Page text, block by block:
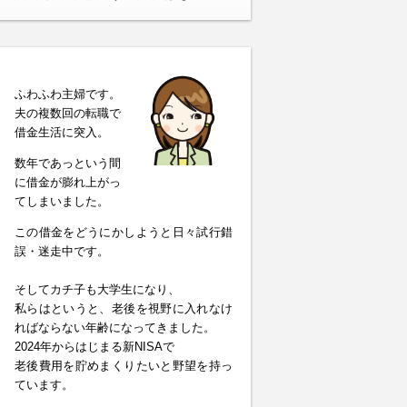
ふわふわ主婦です。
夫の複数回の転職で
借金生活に突入。
数年であっという間
に借金が膨れ上がっ
てしまいました。
この借金をどうにかしようと日々試行錯
誤・迷走中です。
そしてカチ子も大学生になり、
私らはというと、老後を視野に入れなけ
ればならない年齢になってきました。
2024年からはじまる新NISAで
老後費用を貯めまくりたいと野望を持っ
ています。